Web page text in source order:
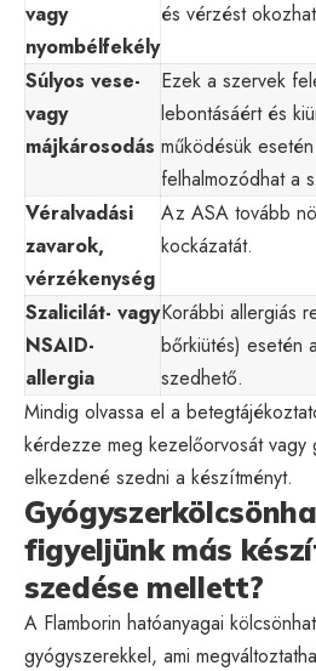
vagy
nyombélfekély
és vérzést
Súlyos vese-
vagy
májkárosodás
Ezek a szervek
lebontásáért és
működésük
felhalmozódhat a
Véralvadási
zavarok,
vérzékenység
Az ASA tovább
kockázatát.
Szalicilát- vagy
NSAID-
allergia
Korábbi allergiás
bőrkiütés) esetén
szedhető.
Mindig olvassa el a
kérdezze meg kezelőorvosát vagy
elkezdené szedni a készítményt.
figyeljünk más
szedése mellett?
A Flamborin hatóanyagai
gyógyszerekkel, ami